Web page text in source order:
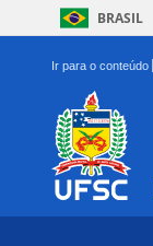
BRASIL
Ir para o conteúdo